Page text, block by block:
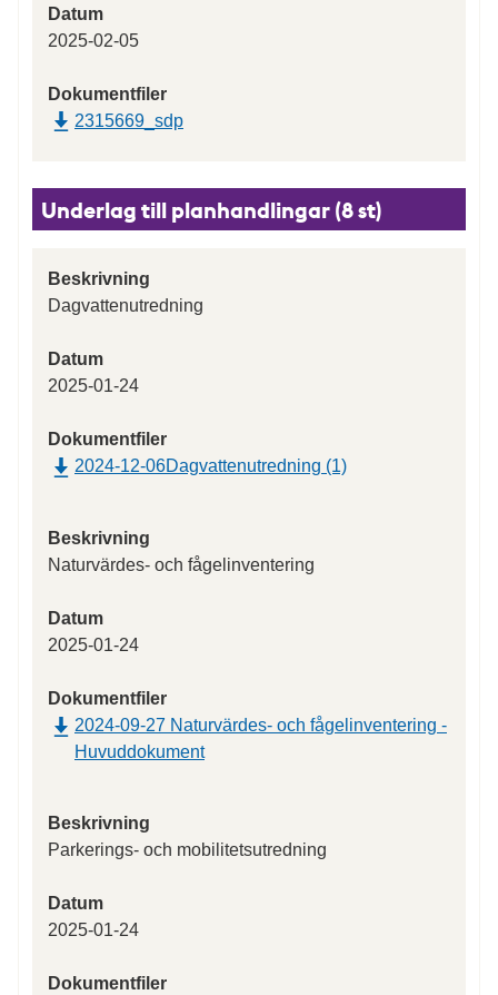
Datum
2025-02-05
Dokumentfiler
2315669_sdp
Underlag till planhandlingar (8 st)
Beskrivning
Dagvattenutredning
Datum
2025-01-24
Dokumentfiler
2024-12-06Dagvattenutredning (1)
Beskrivning
Naturvärdes- och fågelinventering
Datum
2025-01-24
Dokumentfiler
2024-09-27 Naturvärdes- och fågelinventering -
Huvuddokument
Beskrivning
Parkerings- och mobilitetsutredning
Datum
2025-01-24
Dokumentfiler